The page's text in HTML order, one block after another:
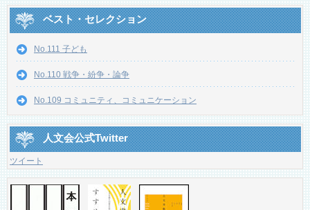
ベスト・セレクション
No.111 子ども
No.110 戦争・紛争・論争
No.109 コミュニティ、コミュニケーション
人文会公式Twitter
ツイート